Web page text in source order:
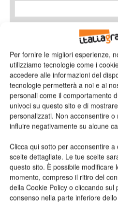
Per fornire le migliori esperienze,
utilizziamo tecnologie come i
accedere alle informazioni del
tecnologie permetterà a noi e ai
personali come il comportamento
univoci su questo sito e di
personalizzati. Non acconsentire
influire negativamente su alcune
Clicca qui sotto per acconsentire
scelte dettagliate. Le tue scelte
questo sito. È possibile modificare
momento, compreso il ritiro del
della Cookie Policy o cliccando sul
consenso nella parte inferiore
Ho letto e accetto